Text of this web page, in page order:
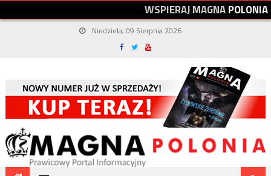
WSPIERAJMAGNAPOLONIA
Niedziela, 09 Sierpnia 2026